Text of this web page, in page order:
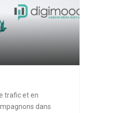
trafic et en
dans